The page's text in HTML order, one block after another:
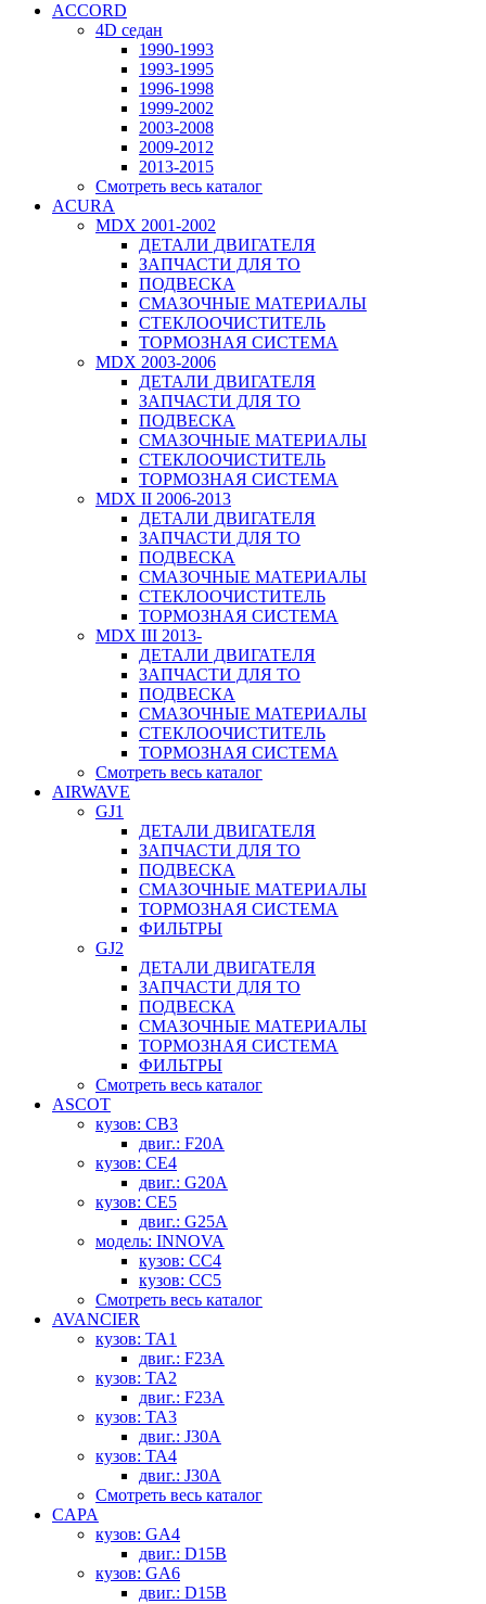
ACCORD
4D седан
1990-1993
1993-1995
1996-1998
1999-2002
2003-2008
2009-2012
2013-2015
Смотреть весь каталог
ACURA
MDX 2001-2002
ДЕТАЛИ ДВИГАТЕЛЯ
ЗАПЧАСТИ ДЛЯ ТО
ПОДВЕСКА
СМАЗОЧНЫЕ МАТЕРИАЛЫ
СТЕКЛООЧИСТИТЕЛЬ
ТОРМОЗНАЯ СИСТЕМА
MDX 2003-2006
ДЕТАЛИ ДВИГАТЕЛЯ
ЗАПЧАСТИ ДЛЯ ТО
ПОДВЕСКА
СМАЗОЧНЫЕ МАТЕРИАЛЫ
СТЕКЛООЧИСТИТЕЛЬ
ТОРМОЗНАЯ СИСТЕМА
MDX II 2006-2013
ДЕТАЛИ ДВИГАТЕЛЯ
ЗАПЧАСТИ ДЛЯ ТО
ПОДВЕСКА
СМАЗОЧНЫЕ МАТЕРИАЛЫ
СТЕКЛООЧИСТИТЕЛЬ
ТОРМОЗНАЯ СИСТЕМА
MDX III 2013-
ДЕТАЛИ ДВИГАТЕЛЯ
ЗАПЧАСТИ ДЛЯ ТО
ПОДВЕСКА
СМАЗОЧНЫЕ МАТЕРИАЛЫ
СТЕКЛООЧИСТИТЕЛЬ
ТОРМОЗНАЯ СИСТЕМА
Смотреть весь каталог
AIRWAVE
GJ1
ДЕТАЛИ ДВИГАТЕЛЯ
ЗАПЧАСТИ ДЛЯ ТО
ПОДВЕСКА
СМАЗОЧНЫЕ МАТЕРИАЛЫ
ТОРМОЗНАЯ СИСТЕМА
ФИЛЬТРЫ
GJ2
ДЕТАЛИ ДВИГАТЕЛЯ
ЗАПЧАСТИ ДЛЯ ТО
ПОДВЕСКА
СМАЗОЧНЫЕ МАТЕРИАЛЫ
ТОРМОЗНАЯ СИСТЕМА
ФИЛЬТРЫ
Смотреть весь каталог
ASCOT
кузов: CB3
двиг.: F20A
кузов: CE4
двиг.: G20A
кузов: CE5
двиг.: G25A
модель: INNOVA
кузов: CC4
кузов: CC5
Смотреть весь каталог
AVANCIER
кузов: TA1
двиг.: F23A
кузов: TA2
двиг.: F23A
кузов: TA3
двиг.: J30A
кузов: TA4
двиг.: J30A
Смотреть весь каталог
CAPA
кузов: GA4
двиг.: D15B
кузов: GA6
двиг.: D15B